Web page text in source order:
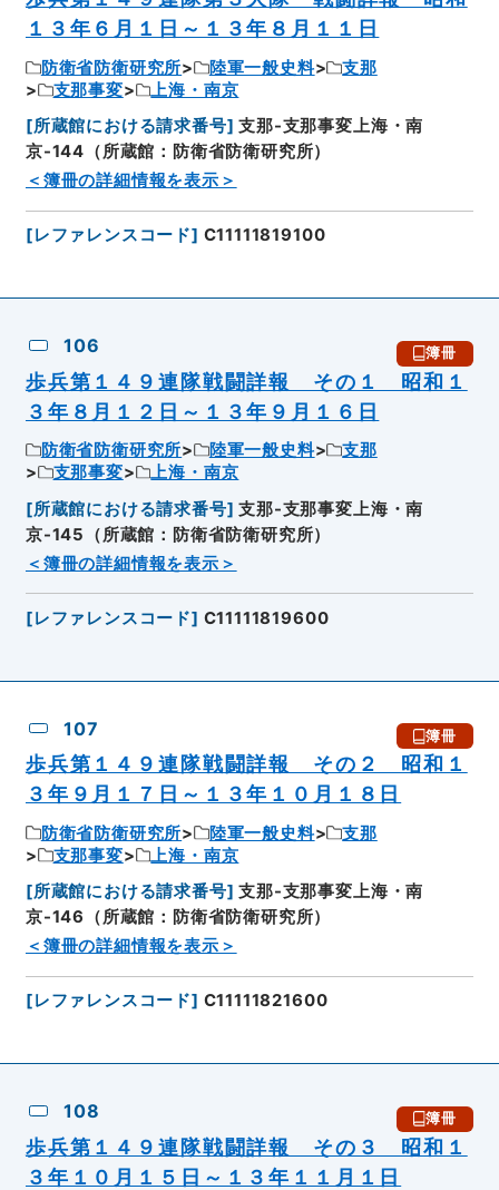
１３年６月１日～１３年８月１１日
防衛省防衛研究所 陸軍一般史料
支那
支那事変
上海・南京
[所蔵館における請求番号] 支那-支那事変上海・南
京-144（所蔵館：防衛省防衛研究所）
＜簿冊の詳細情報を表示＞
[レファレンスコード] C11111819100
106 簿冊
歩兵第１４９連隊戦闘詳報 その１ 昭和１
３年８月１２日～１３年９月１６日
防衛省防衛研究所 陸軍一般史料
支那
支那事変
上海・南京
[所蔵館における請求番号] 支那-支那事変上海・南
京-145（所蔵館：防衛省防衛研究所）
＜簿冊の詳細情報を表示＞
[レファレンスコード] C11111819600
107 簿冊
歩兵第１４９連隊戦闘詳報 その２ 昭和１
３年９月１７日～１３年１０月１８日
防衛省防衛研究所 陸軍一般史料
支那
支那事変
上海・南京
[所蔵館における請求番号] 支那-支那事変上海・南
京-146（所蔵館：防衛省防衛研究所）
＜簿冊の詳細情報を表示＞
[レファレンスコード] C11111821600
108 簿冊
歩兵第１４９連隊戦闘詳報 その３ 昭和１
３年１０月１５日～１３年１１月１日